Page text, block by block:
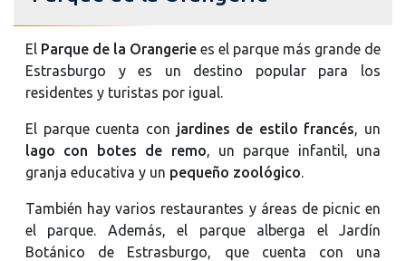
El Parque de la Orangerie es el parque más grande de
Estrasburgo y es un destino popular para los
residentes y turistas por igual.
El parque cuenta con jardines de estilo francés, un
lago con botes de remo, un parque infantil, una
granja educativa y un pequeño zoológico.
También hay varios restaurantes y áreas de picnic en
el parque. Además, el parque alberga el Jardín
Botánico de Estrasburgo, que cuenta con una